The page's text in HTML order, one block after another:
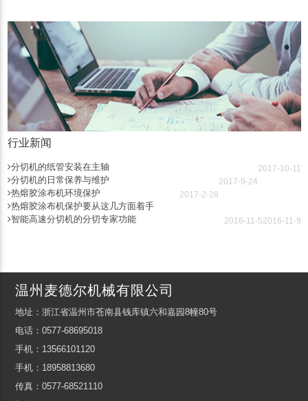
行业新闻
分切机的纸管安装在主轴 2017-10-11
分切机的日常保养与维护 2017-9-24
热熔胶涂布机环境保护 2017-2-28
热熔胶涂布机保护要从这几方面着手
2016-11-9
智能高速分切机的分切专家功能 2016-11-5
温州麦德尔机械有限公司
地址：浙江省温州市苍南县钱库镇六和嘉园8幢80号
电话：0577-68695018
手机：13566101120
手机：18958813680
传真：0577-68521110